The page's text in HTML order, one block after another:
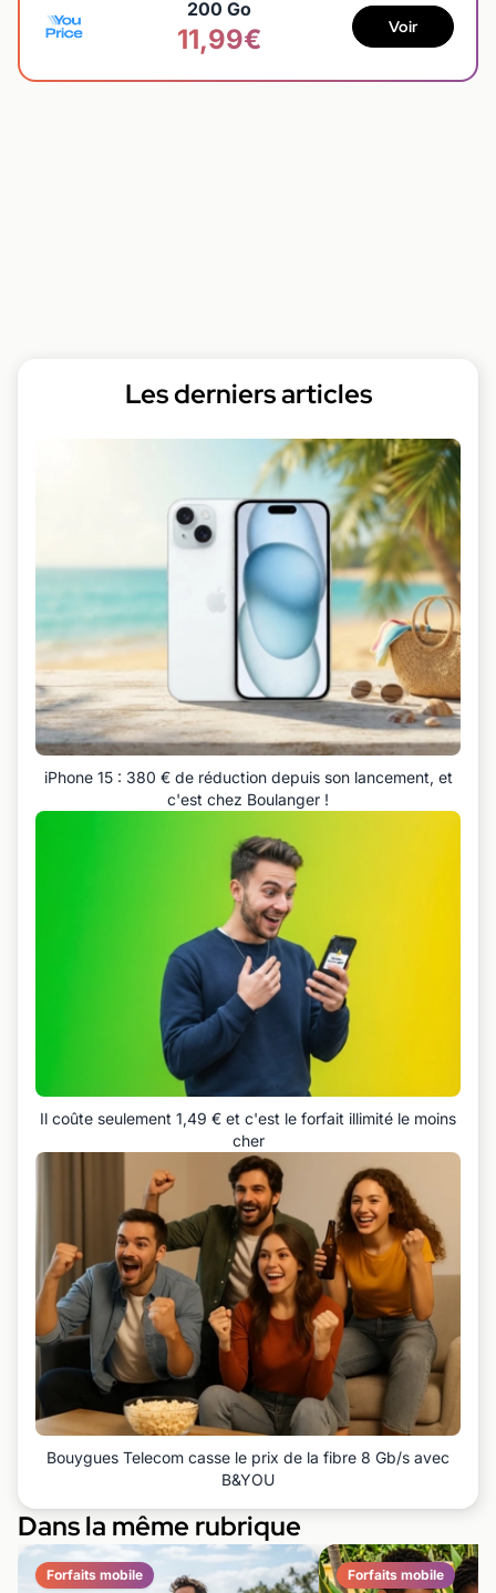
200 Go
11,99€ Voir
Les derniers articles
iPhone 15 : 380 € de réduction depuis son lancement, et
c'est chez Boulanger !
Il coûte seulement 1,49 € et c'est le forfait illimité le moins
cher
Bouygues Telecom casse le prix de la fibre 8 Gb/s avec
B&YOU
Dans la même rubrique
Forfaits mobile Forfaits mobile